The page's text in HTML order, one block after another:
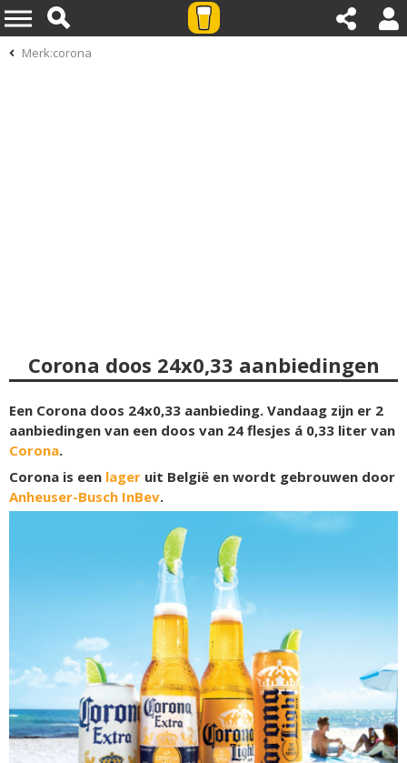
Merk:corona
Corona doos 24x0,33 aanbiedingen
Een Corona doos 24x0,33 aanbieding. Vandaag zijn er 2
aanbiedingen van een doos van 24 flesjes á 0,33 liter van
Corona.
Corona is een lager uit België en wordt gebrouwen door
Anheuser-Busch InBev.